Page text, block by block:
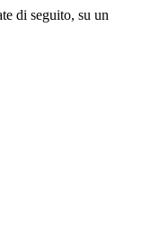
di seguito, su un